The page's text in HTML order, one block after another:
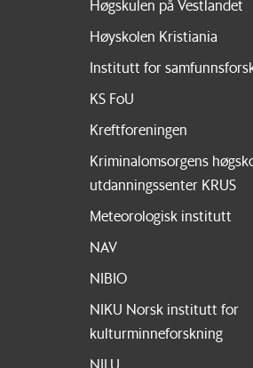
Høgskulen på Vestlandet
Høyskolen Kristiania
Institutt for
KS FoU
Kreftforeningen
Kriminalomsorgens
utdanningssenter KRUS
Meteorologisk institutt
NAV
NIBIO
NIKU Norsk institutt for
kulturminneforskning
NILU